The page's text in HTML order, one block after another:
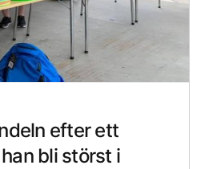
efter ett
bli störst i